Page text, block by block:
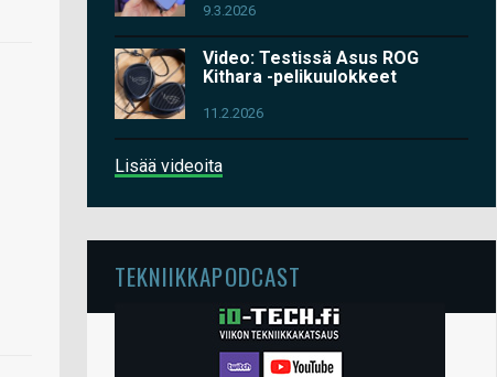
9.3.2026
Video: Testissä Asus ROG
Kithara -pelikuulokkeet
11.2.2026
Lisää videoita
TEKNIIKKAPODCAST